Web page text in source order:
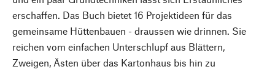
erschaffen. Das Buch bietet 16 Projektideen für das
gemeinsame Hüttenbauen - draussen wie drinnen. Sie
reichen vom einfachen Unterschlupf aus Blättern,
Zweigen, Ästen über das Kartonhaus bis hin zu